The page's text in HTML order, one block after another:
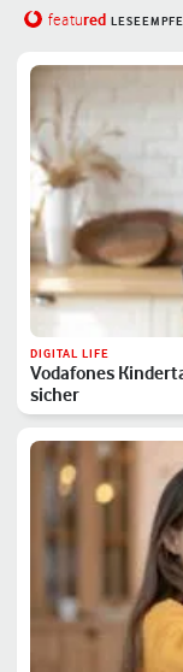
featured
DIGITAL LIFE
Vodafones
sicher